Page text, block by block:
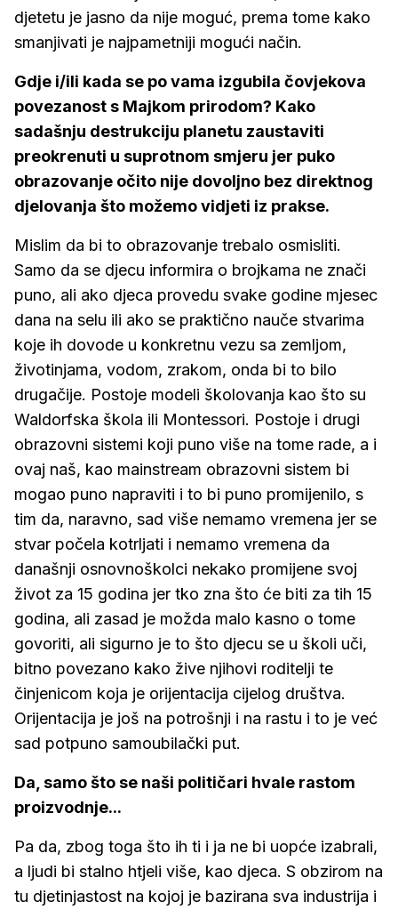
djetetu je jasno da nije moguć, prema tome kako
smanjivati je najpametniji mogući način.
Gdje i/ili kada se po vama izgubila čovjekova
povezanost s Majkom prirodom? Kako
sadašnju destrukciju planetu zaustaviti
preokrenuti u suprotnom smjeru jer puko
obrazovanje očito nije dovoljno bez direktnog
djelovanja što možemo vidjeti iz prakse.
Mislim da bi to obrazovanje trebalo osmisliti.
Samo da se djecu informira o brojkama ne znači
puno, ali ako djeca provedu svake godine mjesec
dana na selu ili ako se praktično nauče stvarima
koje ih dovode u konkretnu vezu sa zemljom,
životinjama, vodom, zrakom, onda bi to bilo
drugačije. Postoje modeli školovanja kao što su
Waldorfska škola ili Montessori. Postoje i drugi
obrazovni sistemi koji puno više na tome rade, a i
ovaj naš, kao mainstream obrazovni sistem bi
mogao puno napraviti i to bi puno promijenilo, s
tim da, naravno, sad više nemamo vremena jer se
stvar počela kotrljati i nemamo vremena da
današnji osnovnoškolci nekako promijene svoj
život za 15 godina jer tko zna što će biti za tih 15
godina, ali zasad je možda malo kasno o tome
govoriti, ali sigurno je to što djecu se u školi uči,
bitno povezano kako žive njihovi roditelji te
činjenicom koja je orijentacija cijelog društva.
Orijentacija je još na potrošnji i na rastu i to je već
sad potpuno samoubilački put.
Da, samo što se naši političari hvale rastom
proizvodnje...
Pa da, zbog toga što ih ti i ja ne bi uopće izabrali,
a ljudi bi stalno htjeli više, kao djeca. S obzirom na
tu djetinjastost na kojoj je bazirana sva industrija i